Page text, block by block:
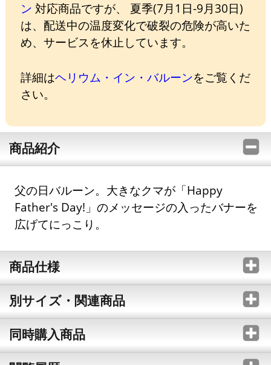
ン 対応商品ですが、 夏季(7月1日-9月30日)
は、配送中の温度変化で破裂の危険が高いた
め、サービスを休止しています。
詳細はヘリウム・イン・バルーンをご覧くだ
さい。
商品紹介
父の日バルーン。大きなクマが「Happy
Father's Day!」のメッセージの入ったバナーを
広げてにっこり。
商品仕様
別サイズ・関連商品
同時購入商品